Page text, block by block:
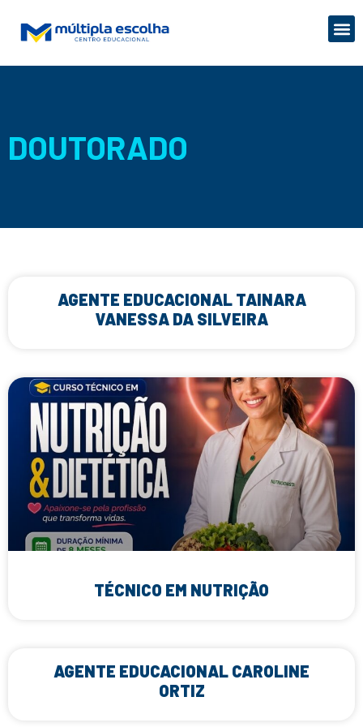
DOUTORADO
AGENTE EDUCACIONAL TAINARA
VANESSA DA SILVEIRA
TÉCNICO EM NUTRIÇÃO
AGENTE EDUCACIONAL CAROLINE
ORTIZ